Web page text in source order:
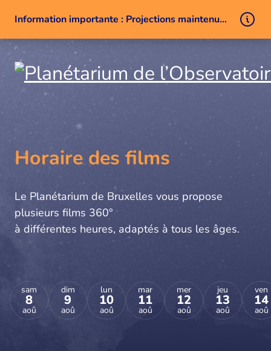
Information importante : Projections maintenues malgré un problème technique
Aller au contenu
Horaire des films
Le Planétarium de Bruxelles vous propose
plusieurs films 360°
à différentes heures, adaptés à tous les âges.
sam
8
aoû
dim
9
aoû
lun
10
aoû
mar
11
aoû
mer
12
aoû
jeu
13
aoû
ven
14
aoû